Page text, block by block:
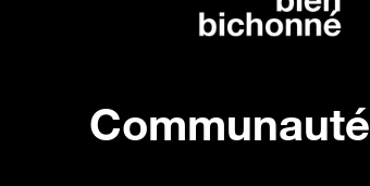
Communauté